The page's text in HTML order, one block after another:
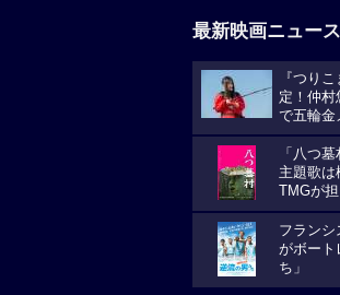
最新映画ニュース
『つり
定！仲村
で五輪金
「八つ
主題歌は
TMGが
フランシ
がボート
ち」